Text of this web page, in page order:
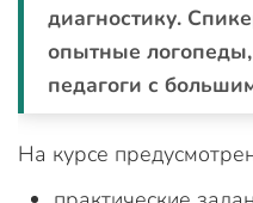
диагностику.
опытные
педагоги с
На курсе